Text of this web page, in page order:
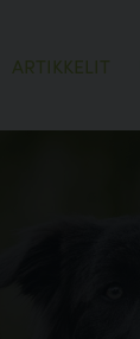
ARTIKKELIT